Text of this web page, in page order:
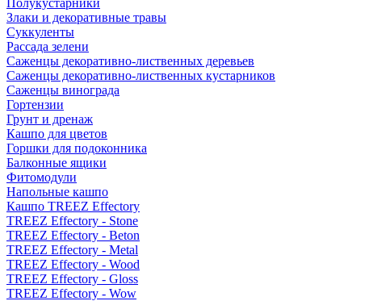
Полукустарники
Злаки и декоративные травы
Суккуленты
Рассада зелени
Саженцы декоративно-лиственных деревьев
Саженцы декоративно-лиственных кустарников
Саженцы винограда
Гортензии
Грунт и дренаж
Кашпо для цветов
Горшки для подоконника
Балконные ящики
Фитомодули
Напольные кашпо
Кашпо TREEZ Effectory
TREEZ Effectory - Stone
TREEZ Effectory - Beton
TREEZ Effectory - Metal
TREEZ Effectory - Wood
TREEZ Effectory - Gloss
TREEZ Effectory - Wow